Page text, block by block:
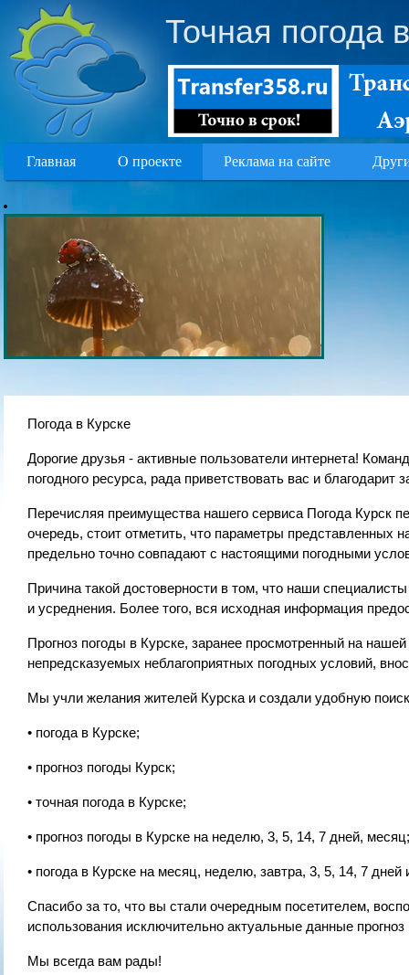
Точная погода
Главная О проекте Реклама на сайте
Погода в Курске
Дорогие друзья - активные пользователи интернета!
погодного ресурса, рада приветствовать вас и благодарит
Перечисляя преимущества нашего сервиса Погода Курск
очередь, стоит отметить, что параметры представленных
предельно точно совпадают с настоящими погодными
Причина такой достоверности в том, что наши
и усреднения. Более того, вся исходная информация
Прогноз погоды в Курске, заранее просмотренный на
непредсказуемых неблагоприятных погодных условий,
Мы учли желания жителей Курска и создали удобную
• погода в Курске;
• прогноз погоды Курск;
• точная погода в Курске;
• прогноз погоды в Курске на неделю, 3, 5, 14, 7 дней,
• погода в Курске на месяц, неделю, завтра, 3, 5, 14, 7 дней
Спасибо за то, что вы стали очередным посетителем,
использования исключительно актуальные данные
Мы всегда вам рады!